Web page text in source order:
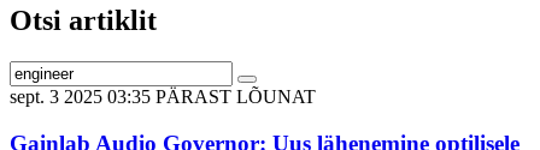
Otsi artiklit
sept. 3 2025 03:35 PÄRAST LÕUNAT
Gainlab Audio Governor: Uus lähenemine optilisele